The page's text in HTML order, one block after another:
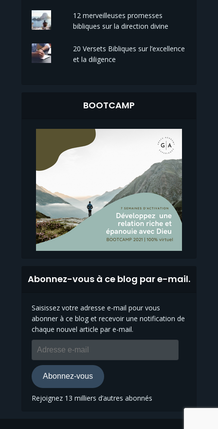
12 merveilleuses promesses
bibliques sur la direction divine
20 Versets Bibliques sur l’excellence
et la diligence
BOOTCAMP
Abonnez-vous à ce blog par e-mail.
Saisissez votre adresse e-mail pour vous
abonner à ce blog et recevoir une notification de
chaque nouvel article par e-mail.
Adresse
e-
mail
Abonnez-vous
Rejoignez 13 milliers d’autres abonnés